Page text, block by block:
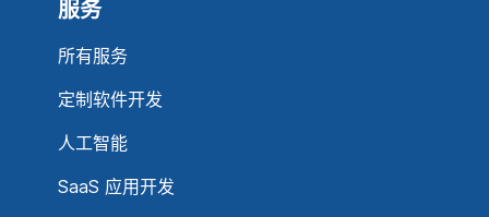
服务
所有服务
定制软件开发
人工智能
SaaS 应用开发